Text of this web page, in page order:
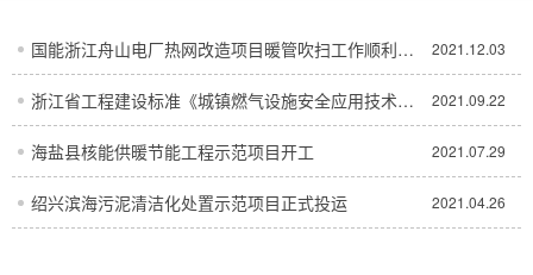
国能浙江舟山电厂热网改造项目暖管吹扫工作顺利完
成
2021.12.03
浙江省工程建设标准《城镇燃气设施安全应用技术标
准》正式发布
2021.09.22
海盐县核能供暖节能工程示范项目开工 2021.07.29
绍兴滨海污泥清洁化处置示范项目正式投运 2021.04.26